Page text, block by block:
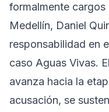
formalmente
Medellín, Daniel
responsabilidad en
caso Aguas Vivas.
avanza hacia la
acusación, se